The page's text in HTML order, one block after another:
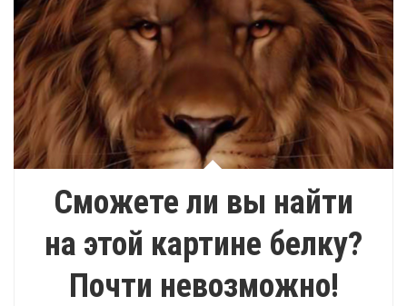
Сможете ли вы найти
на этой картине белку?
Почти невозможно!